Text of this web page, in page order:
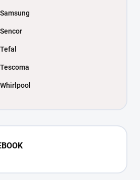
Samsung
Sencor
Tefal
Tescoma
Whirlpool